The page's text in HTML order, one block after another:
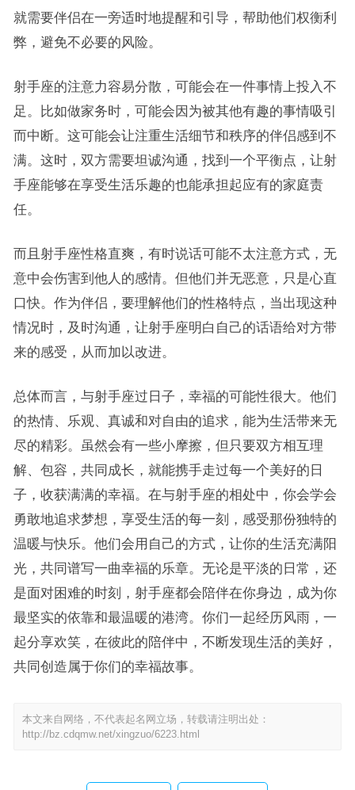
就需要伴侣在一旁适时地提醒和引导，帮助他们权衡利
弊，避免不必要的风险。
射手座的注意力容易分散，可能会在一件事情上投入不
足。比如做家务时，可能会因为被其他有趣的事情吸引
而中断。这可能会让注重生活细节和秩序的伴侣感到不
满。这时，双方需要坦诚沟通，找到一个平衡点，让射
手座能够在享受生活乐趣的也能承担起应有的家庭责
任。
而且射手座性格直爽，有时说话可能不太注意方式，无
意中会伤害到他人的感情。但他们并无恶意，只是心直
口快。作为伴侣，要理解他们的性格特点，当出现这种
情况时，及时沟通，让射手座明白自己的话语给对方带
来的感受，从而加以改进。
总体而言，与射手座过日子，幸福的可能性很大。他们
的热情、乐观、真诚和对自由的追求，能为生活带来无
尽的精彩。虽然会有一些小摩擦，但只要双方相互理
解、包容，共同成长，就能携手走过每一个美好的日
子，收获满满的幸福。在与射手座的相处中，你会学会
勇敢地追求梦想，享受生活的每一刻，感受那份独特的
温暖与快乐。他们会用自己的方式，让你的生活充满阳
光，共同谱写一曲幸福的乐章。无论是平淡的日常，还
是面对困难的时刻，射手座都会陪伴在你身边，成为你
最坚实的依靠和最温暖的港湾。你们一起经历风雨，一
起分享欢笑，在彼此的陪伴中，不断发现生活的美好，
共同创造属于你们的幸福故事。
本文来自网络，不代表起名网立场，转载请注明出处：
http://bz.cdqmw.net/xingzuo/6223.html